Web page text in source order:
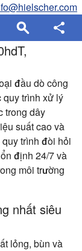
đầu dò công
quy trình xử lý
trong dây
suất cao và
trình đòi hỏi
định 24/7 và
môi trường
nhất siêu
lỏng, bùn và